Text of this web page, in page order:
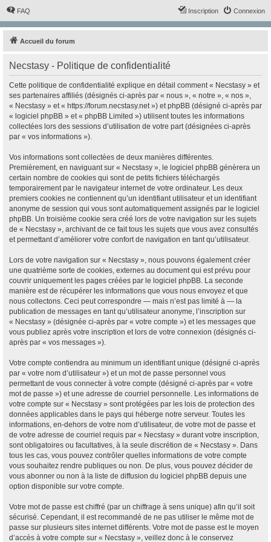
FAQ Connexion
Inscription
Accueil du forum
Necstasy - Politique de confidentialité
Cette politique de confidentialité explique en détail comment « Necstasy » et
ses partenaires affiliés (désignés ci-après par « nous », « notre », « nos »,
« Necstasy » et « https://forum.necstasy.net ») et phpBB (désigné ci-après par
« logiciel phpBB » et « phpBB Limited ») utilisent toutes les informations
collectées lors des sessions d’utilisation de votre part (désignées ci-après
par « vos informations »).
Vos informations sont collectées de deux manières différentes.
Premièrement, en naviguant sur « Necstasy », le logiciel phpBB génèrera un
certain nombre de cookies qui sont de petits fichiers téléchargés
temporairement par le navigateur internet de votre ordinateur. Les deux
premiers cookies ne contiennent qu’un identifiant utilisateur et un identifiant
anonyme de session qui vous sont automatiquement assignés par le logiciel
phpBB. Un troisième cookie sera créé lors de votre navigation sur les sujets
de « Necstasy », archivant de ce fait tous les sujets que vous avez consultés
et permettant d’améliorer votre confort de navigation en tant qu’utilisateur.
Lors de votre navigation sur « Necstasy », nous pouvons également créer
une quatrième sorte de cookies, externes au document qui est prévu pour
couvrir uniquement les pages créées par le logiciel phpBB. La seconde
manière est de récupérer les informations que vous nous envoyez et que
nous collectons. Ceci peut correspondre — mais n’est pas limité à — la
publication de messages en tant qu’utilisateur anonyme, l’inscription sur
« Necstasy » (désignée ci-après par « votre compte ») et les messages que
vous publiez après votre inscription et lors de votre connexion (désignés ci-
après par « vos messages »).
Votre compte contiendra au minimum un identifiant unique (désigné ci-après
par « votre nom d’utilisateur ») et un mot de passe personnel vous
permettant de vous connecter à votre compte (désigné ci-après par « votre
mot de passe ») et une adresse de courriel personnelle. Les informations de
votre compte sur « Necstasy » sont protégées par les lois de protection des
données applicables dans le pays qui héberge notre serveur. Toutes les
informations, en-dehors de votre nom d’utilisateur, de votre mot de passe et
de votre adresse de courriel requis par « Necstasy » durant votre inscription,
sont obligatoires ou facultatives, à la seule discrétion de « Necstasy ». Dans
tous les cas, vous pouvez contrôler quelles informations de votre compte
vous souhaitez rendre publiques ou non. De plus, vous pouvez décider de
vous abonner ou non à la liste de diffusion du logiciel phpBB depuis une
option disponible sur votre compte.
Votre mot de passe est chiffré (par un chiffrage à sens unique) afin qu’il soit
sécurisé. Cependant, il est recommandé de ne pas utiliser le même mot de
passe sur plusieurs sites internet différents. Votre mot de passe est le moyen
d’accès à votre compte sur « Necstasy », veillez donc à le conservez